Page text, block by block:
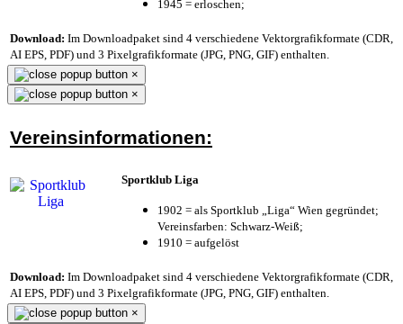
1945 = erloschen;
Download: Im Downloadpaket sind 4 verschiedene Vektorgrafikformate (CDR,
AI EPS, PDF) und 3 Pixelgrafikformate (JPG, PNG, GIF) enthalten.
×
×
Vereinsinformationen:
Sportklub Liga
1902 = als Sportklub „Liga“ Wien gegründet;
Vereinsfarben: Schwarz-Weiß;
1910 = aufgelöst
Download: Im Downloadpaket sind 4 verschiedene Vektorgrafikformate (CDR,
AI EPS, PDF) und 3 Pixelgrafikformate (JPG, PNG, GIF) enthalten.
×